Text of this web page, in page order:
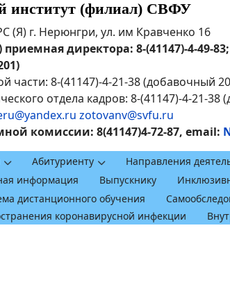
институт (филиал) СВФУ
(Я) г. Нерюнгри, ул. им Кравченко 16
директора: 8-(41147)-4-49-83;
части: 8-(41147)-4-21-38 (добавочный
отдела кадров: 8-(41147)-4-21-38
zotovanv@svfu.ru
комиссии: 8(41147)4-72-87, email:
Абитуриенту Направления
информация Выпускнику
дистанционного обучения
коронавирусной инфекции